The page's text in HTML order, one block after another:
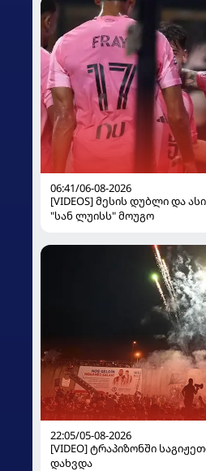
06:41/06-08-2026
[VIDEOS] მესის დუბლი და
"სან ლუისს" მოუგო
22:05/05-08-2026
[VIDEO] ტრაპიზონში
დახვდა